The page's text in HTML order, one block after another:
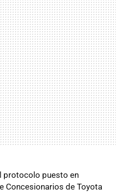
protocolo puesto en
Concesionarios de Toyota